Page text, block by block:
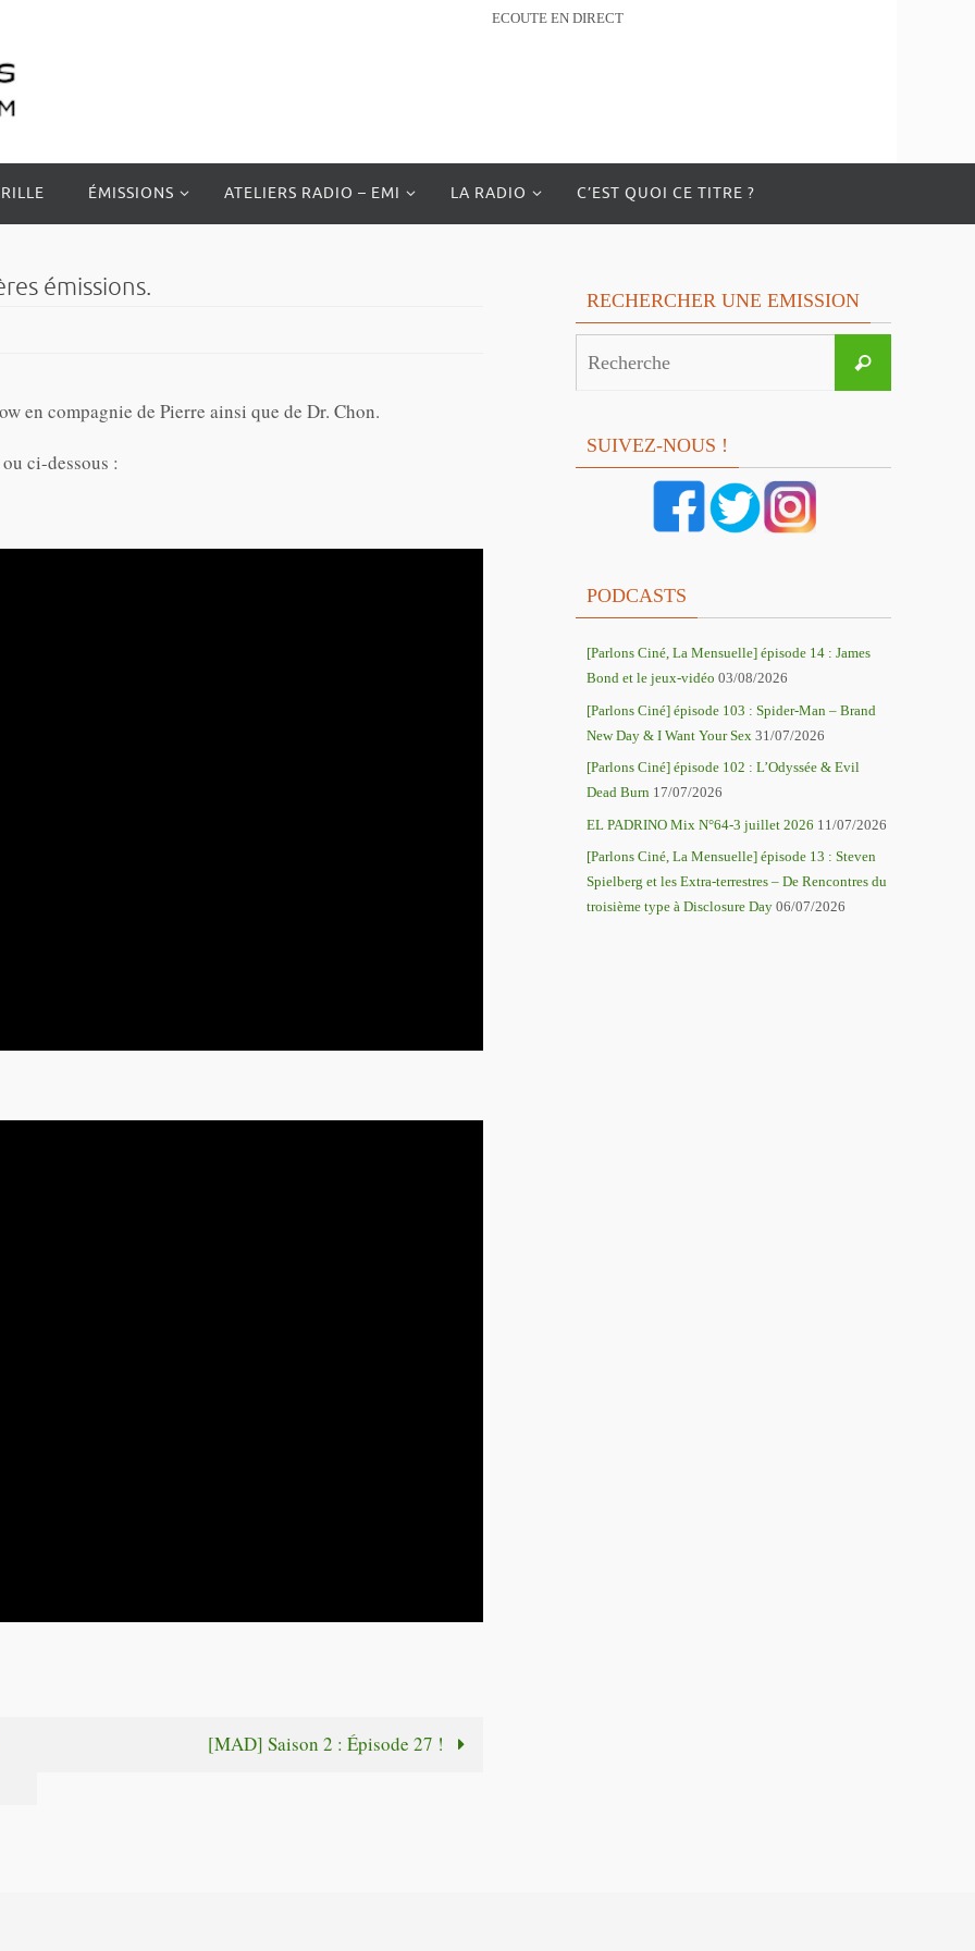
ECOUTE EN DIRECT
ÉMISSIONS ATELIERS RADIO – EMI LA RADIO C’EST QUOI CE TITRE ?
émissions.
en compagnie de Pierre ainsi que de Dr. Chon.
ci-dessous :
[MAD] Saison 2 : Épisode 27 !
RECHERCHER UNE EMISSION
Recherche
SUIVEZ-NOUS !
PODCASTS
[Parlons Ciné, La Mensuelle] épisode 14 : James
Bond et le jeux-vidéo 03/08/2026
[Parlons Ciné] épisode 103 : Spider-Man – Brand
New Day & I Want Your Sex 31/07/2026
[Parlons Ciné] épisode 102 : L’Odyssée & Evil
Dead Burn 17/07/2026
EL PADRINO Mix N°64-3 juillet 2026 11/07/2026
[Parlons Ciné, La Mensuelle] épisode 13 : Steven
Spielberg et les Extra-terrestres – De Rencontres du
troisième type à Disclosure Day 06/07/2026